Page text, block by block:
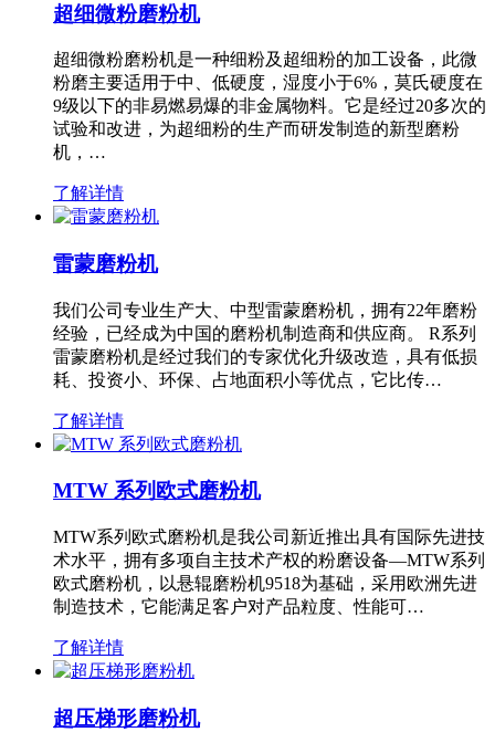
超细微粉磨粉机
超细微粉磨粉机是一种细粉及超细粉的加工设备，此微
粉磨主要适用于中、低硬度，湿度小于6%，莫氏硬度在
9级以下的非易燃易爆的非金属物料。它是经过20多次的
试验和改进，为超细粉的生产而研发制造的新型磨粉
机，…
了解详情
雷蒙磨粉机
我们公司专业生产大、中型雷蒙磨粉机，拥有22年磨粉
经验，已经成为中国的磨粉机制造商和供应商。 R系列
雷蒙磨粉机是经过我们的专家优化升级改造，具有低损
耗、投资小、环保、占地面积小等优点，它比传…
了解详情
MTW 系列欧式磨粉机
MTW系列欧式磨粉机是我公司新近推出具有国际先进技
术水平，拥有多项自主技术产权的粉磨设备—MTW系列
欧式磨粉机，以悬辊磨粉机9518为基础，采用欧洲先进
制造技术，它能满足客户对产品粒度、性能可…
了解详情
超压梯形磨粉机